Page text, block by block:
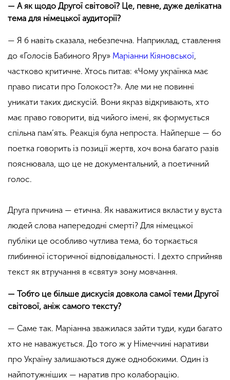
— А як щодо Другої світової? Це, певне, дуже делікатна
тема для німецької аудиторії?
— Я б навіть сказала, небезпечна. Наприклад, ставлення
до «Голосів Бабиного Яру» Маріанни Кіяновської
частково критичне. Хтось питав: «Чому українка має
право писати про Голокост?». Але ми не повинні
уникати таких дискусій. Вони якраз відкривають, хто
має право говорити, від чийого імені, як формується
спільна пам’ять. Реакція була непроста. Найперше — бо
поетка говорить із позиції жертв, хоч вона багато разів
пояснювала, що це не документальний, а поетичний
голос.
Друга причина — етична. Як наважитися вкласти у вуста
людей слова напередодні смерті? Для німецької
публіки це особливо чутлива тема, бо торкається
глибинної історичної відповідальності. І дехто сприйняв
текст як втручання в «святу» зону мовчання.
— Тобто це більше дискусія довкола самої теми Другої
світової, аніж самого тексту?
— Саме так. Маріанна зважилася зайти туди, куди багато
хто не наважується. До того ж у Німеччині наративи
про Україну залишаються дуже однобокими. Один із
найпотужніших — наратив про колаборацію.